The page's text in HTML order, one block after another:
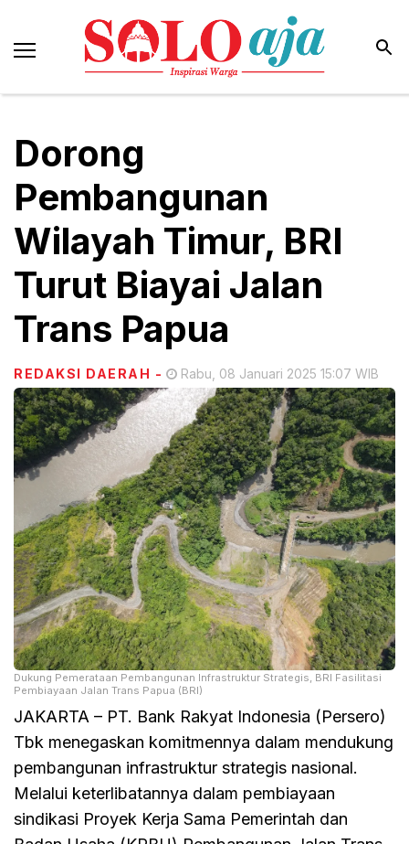
Dorong
Pembangunan
Wilayah Timur, BRI
Turut Biayai Jalan
Trans Papua
REDAKSI DAERAH - Rabu, 08 Januari 2025 15:07 WIB
Dukung Pemerataan Pembangunan Infrastruktur Strategis, BRI Fasilitasi
Pembiayaan Jalan Trans Papua (BRI)
JAKARTA – PT. Bank Rakyat Indonesia (Persero)
Tbk menegaskan komitmennya dalam mendukung
pembangunan infrastruktur strategis nasional.
Melalui keterlibatannya dalam pembiayaan
sindikasi Proyek Kerja Sama Pemerintah dan